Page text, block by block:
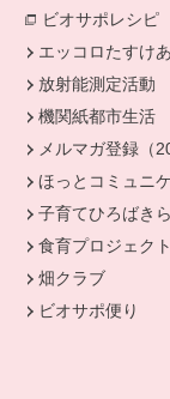
開きます。
ンドウで開きます。
のウィンドウで開きま
のウィンドウで開きま
ビオサポレシピ
エッコロたすけ
放射能測定活動
機関紙都市生活
メルマガ登録（
ほっとコミュニ
子育てひろばき
食育プロジェクト
畑クラブ
ビオサポ便り